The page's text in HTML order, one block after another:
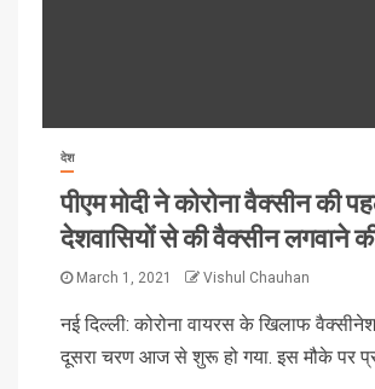
देश
पीएम मोदी ने कोरोना वैक्सीन की
देशवासियों से की वैक्सीन लगवाने
March 1, 2021 Vishul Chauhan
नई दिल्ली: कोरोना वायरस के खिलाफ
दूसरा चरण आज से शुरू हो गया. इस मौके पर